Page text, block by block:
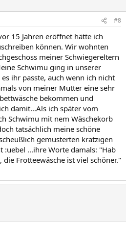
#8
15 Jahren eröffnet hätte ich
können. Wir wohnten
meiner Schwiegereltern
Schwimu ging in unserer
ihr passte, auch wenn ich nicht
von meiner Mutter eine sehr
bekommen und
damit...Als ich später vom
Schwimu mit nem Wäschekorb
tatsächlich meine schöne
gemusterten kratzigen
:uebel ...ihre Worte damals: "Hab
Frotteewäsche ist viel schöner."